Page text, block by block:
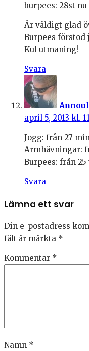
burpees: 28st nu
Är väldigt glad
Burpees
Kul utmaning!
Svara
april 5, 2013 kl.
Jogg: från 27
Armhävningar:
Burpees: från
Svara
Lämna ett svar
Din e-postadress
fält är märkta *
Kommentar *
Namn *